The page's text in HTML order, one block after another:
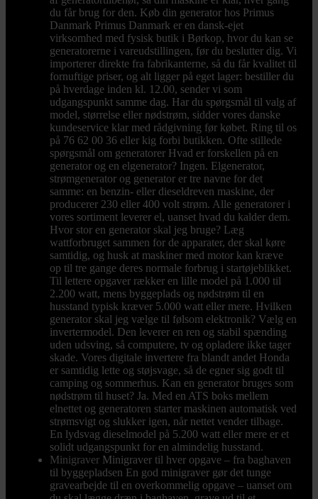
du får brug for den. Køb din generator hos Primus
Danmark Primus Danmark er en dansk-ejet
virksomhed med fysisk butik i Børkop, hvor du kan se
generatorerne i vareudstillingen, før du beslutter dig. Vi
importerer direkte fra fabrikanterne, så du får kvalitet til
fornuftige priser, og alt ligger på eget lager: bestiller du
på hverdage inden kl. 12.00, sender vi som
udgangspunkt samme dag. Har du spørgsmål til valg af
model, størrelse eller nødstrøm, sidder vores danske
kundeservice klar med rådgivning før købet. Ring til os
på 76 62 00 36 eller kig forbi butikken. Ofte stillede
spørgsmål om generatorer Hvad er forskellen på en
generator og en elgenerator? Ingen. Elgenerator,
strømgenerator og generator er tre navne for det
samme: en benzin- eller dieseldreven maskine, der
producerer 230 eller 400 volt strøm. Alle generatorer i
vores sortiment leverer el, uanset hvad du kalder dem.
Hvor stor en generator skal jeg bruge? Læg
wattforbruget sammen for de apparater, der skal køre
samtidig, og husk at maskiner med motor kan kræve
op til tre gange deres normale forbrug i startøjeblikket.
Til lettere opgaver rækker en lille model på 1.000 til
2.200 watt, mens byggeplads og nødstrøm til en
husstand typisk kræver 5.000 watt eller mere. Hvilken
generator skal jeg vælge til følsom elektronik? Vælg en
invertermodel. Den leverer en ren og stabil spænding
uden udsving, så computere, tv og opladere ikke tager
skade. Vores digitale invertere fra blandt andet Honda
er samtidig lette og støjsvage, så de egner sig godt til
camping og sommerhus. Kan en generator bruges som
nødstrøm til huset? Ja. Med en ATS boks mellem
elnettet og generatoren starter maskinen automatisk ved
strømsvigt og slukker igen, når nettet vender tilbage.
En lydsvag dieselmodel på 5.200 watt eller mere er et
solidt udgangspunkt for en almindelig husstand.
Minigraver Minigraver til hver opgave – fra baghaven
til byggepladsen En god minigraver gør det tunge
gravearbejde til en overkommelig opgave – uanset om